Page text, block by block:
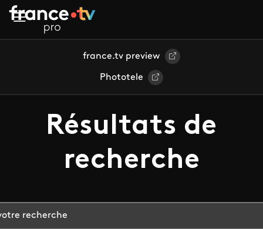
Aller au contenu principal
france.tv preview
Phototele
Résultats de
recherche